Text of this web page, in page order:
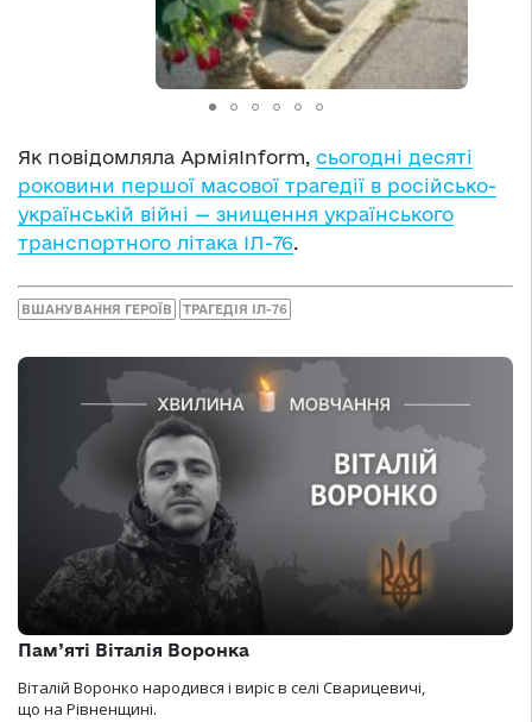
Як повідомляла АрміяInform, сьогодні десяті
роковини першої масової трагедії в російсько-
українській війні — знищення українського
транспортного літака ІЛ-76.
ВШАНУВАННЯ ГЕРОЇВ ТРАГЕДІЯ ІЛ-76
Пам’яті Віталія Воронка
Віталій Воронко народився і виріс в селі Сварицевичі,
що на Рівненщині.